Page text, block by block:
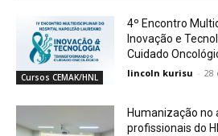
Cursos CEMAK/HNL
4º Encontro
Inovação e
Cuidado
lincoln kurisu - 28
Humanização no
profissionais do